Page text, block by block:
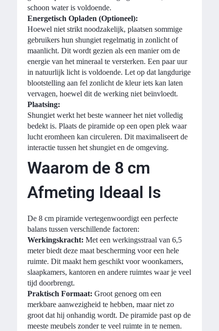
schoon water is voldoende.
Energetisch Opladen (Optioneel):
Hoewel niet strikt noodzakelijk, plaatsen sommige
gebruikers hun shungiet regelmatig in zonlicht of
maanlicht. Dit wordt gezien als een manier om de
energie van het mineraal te versterken. Een paar uur
in natuurlijk licht is voldoende. Let op dat langdurige
blootstelling aan fel zonlicht de kleur iets kan laten
vervagen, hoewel dit de werking niet beïnvloedt.
Plaatsing:
Shungiet werkt het beste wanneer het niet volledig
bedekt is. Plaats de piramide op een open plek waar
lucht eromheen kan circuleren. Dit maximaliseert de
interactie tussen het shungiet en de omgeving.
Waarom de 8 cm
Afmeting Ideaal Is
De 8 cm piramide vertegenwoordigt een perfecte
balans tussen verschillende factoren:
Werkingskracht: Met een werkingsstraal van 6,5
meter biedt deze maat bescherming voor een hele
ruimte. Dit maakt hem geschikt voor woonkamers,
slaapkamers, kantoren en andere ruimtes waar je veel
tijd doorbrengt.
Praktisch Formaat: Groot genoeg om een
merkbare aanwezigheid te hebben, maar niet zo
groot dat hij onhandig wordt. De piramide past op de
meeste meubels zonder te veel ruimte in te nemen.